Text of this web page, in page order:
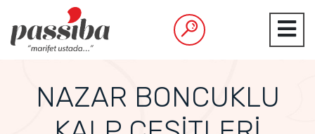
NAZAR BONCUKLU